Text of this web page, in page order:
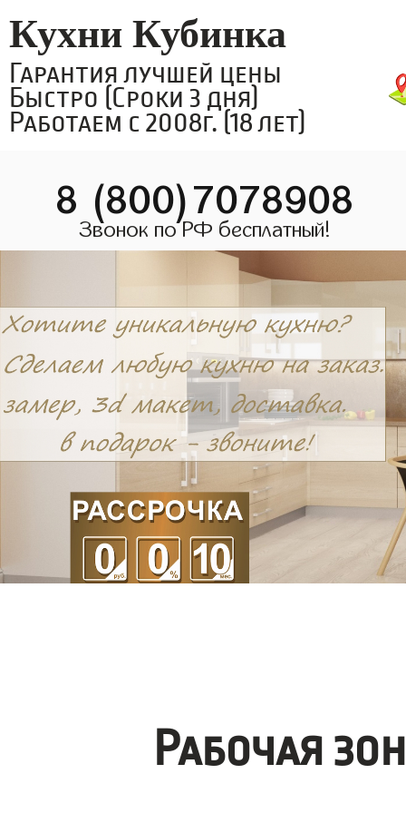
Кухни Кубинка
Гарантия лучшей цены
Быстро (Сроки 3 дня)
Работаем с 2008г. (18 лет)
8 (800)7078908
Звонок по РФ бесплатный!
Рабочая